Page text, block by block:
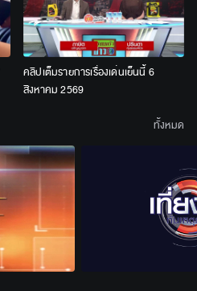
คลิปเต็มรายการเรื่องเด่นเย็นนี้ 6
สิงหาคม 2569
ทั้งหมด